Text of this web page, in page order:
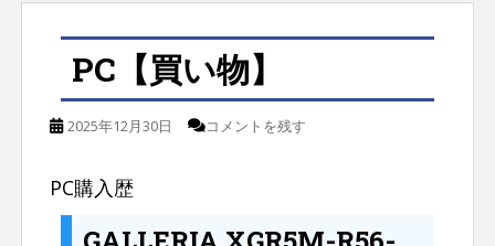
PC【買い物】
2025年12月30日 コメントを残す
PC購入歴